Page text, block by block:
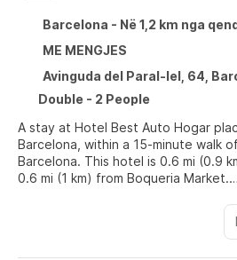
Barcelona - Në 1,2 km nga
ME MENGJES
Avinguda del Paral-lel, 64,
Double - 2 People
A stay at Hotel Best Auto Hogar
Barcelona, within a 15-minute walk
Barcelona. This hotel is 0.6 mi (0.9 km) from Port Vell and
0.6 mi (1 km) from Boqueria Market.
Take advantage of recreation
fitness center, or other amenities